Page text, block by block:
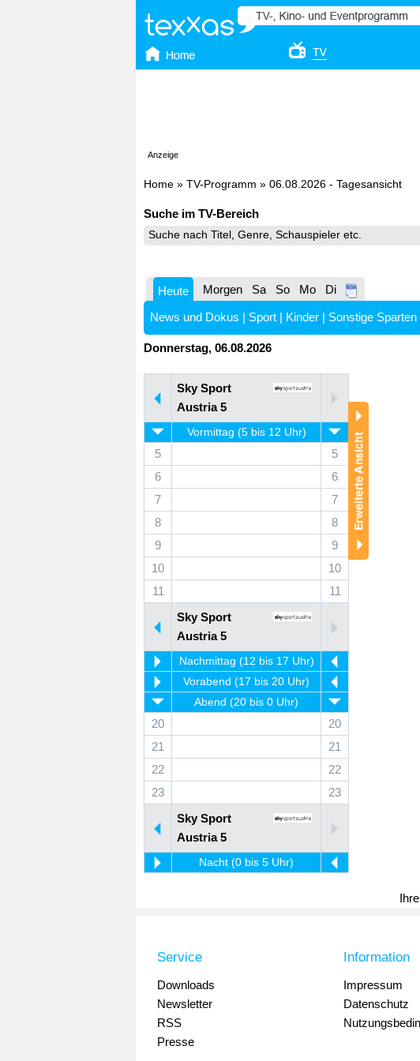
Anzeige
Home » TV-Programm » 06.08.2026 - Tagesansicht
Suche im TV-Bereich
Heute Morgen Sa So Mo Di
News und Dokus | Sport | Kinder | Sonstige Sparten
Donnerstag, 06.08.2026
Sky Sport
Austria 5
Vormittag (5 bis 12 Uhr)
5
5
6
6
7
7
8
8
9
9
10
10
11
11
Sky Sport
Austria 5
Nachmittag (12 bis 17 Uhr)
Vorabend (17 bis 20 Uhr)
Abend (20 bis 0 Uhr)
20
20
21
21
22
22
23
23
Sky Sport
Austria 5
Nacht (0 bis 5 Uhr)
Service
Downloads
Newsletter
RSS
Presse
Information
Impressum
Datenschutz